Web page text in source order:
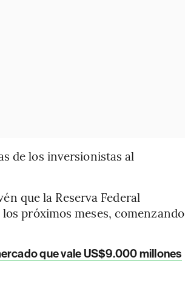
de los inversionistas al
que la Reserva Federal
próximos meses, comenzando
que vale US$9.000 millones